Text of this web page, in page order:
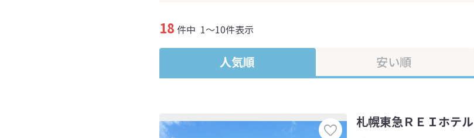
18 件中 1～10件表示
人気順 安い順
札幌東急ＲＥＩホテル